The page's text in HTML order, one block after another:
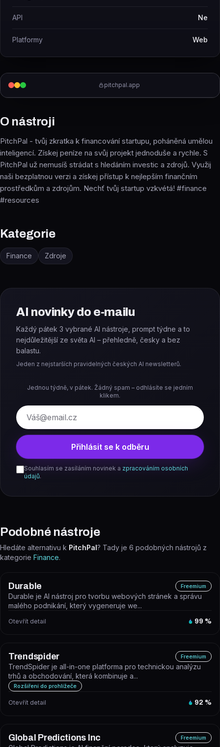
pitchpal.app
O nástroji
PitchPal - tvůj zkratka k financování startupu, poháněná umělou
inteligencí. Získej peníze na svůj projekt jednoduše a rychle. S
PitchPal už nemusíš strádat s hledáním investic a zdrojů. Využij
naši bezplatnou verzi a získej přístup k nejlepším finančním
prostředkům a zdrojům. Nechť tvůj startup vzkvétá! #finance
#resources
Kategorie
Finance Zdroje
AI novinky do e-mailu
Každý pátek 3 vybrané AI nástroje, prompt týdne a to
nejdůležitější ze světa AI – přehledně, česky a bez
balastu.
Jeden z nejstarších pravidelných českých AI newsletterů.
Jednou týdně, v pátek. Žádný spam – odhlásíte se jedním
klikem.
E-mail
Přihlásit se k odběru
Souhlasím se zasíláním novinek a zpracováním osobních
údajů.
Podobné nástroje
Hledáte alternativu k PitchPal? Tady je 6 podobných nástrojů z
kategorie Finance.
Durable Freemium
Durable je AI nástroj pro tvorbu webových stránek a správu
malého podnikání, který vygeneruje we...
Otevřít detail 99 %
Trendspider Freemium
TrendSpider je all-in-one platforma pro technickou analýzu
trhů a obchodování, která kombinuje a...
Rozšíření do prohlížeče
Otevřít detail 92 %
Global Predictions Inc Freemium
API Ne
Platformy Web